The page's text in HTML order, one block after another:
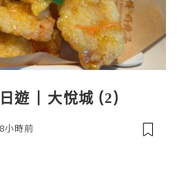
遊 | 大悅城 (2)
8小時前